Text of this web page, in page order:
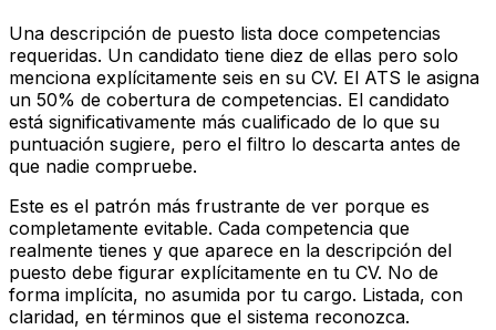
Una descripción de puesto lista doce competencias
requeridas. Un candidato tiene diez de ellas pero solo
menciona explícitamente seis en su CV. El ATS le asigna
un 50% de cobertura de competencias. El candidato
está significativamente más cualificado de lo que su
puntuación sugiere, pero el filtro lo descarta antes de
que nadie compruebe.
Este es el patrón más frustrante de ver porque es
completamente evitable. Cada competencia que
realmente tienes y que aparece en la descripción del
puesto debe figurar explícitamente en tu CV. No de
forma implícita, no asumida por tu cargo. Listada, con
claridad, en términos que el sistema reconozca.